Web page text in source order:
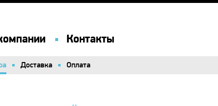
Контакты
Контакты
Доставка Оплата
Доставка Оплата